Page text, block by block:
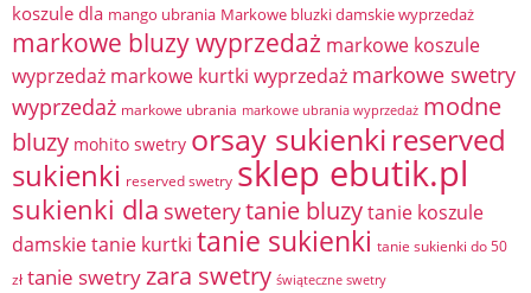
koszule dla mango ubrania Markowe bluzki damskie wyprzedaż
markowe bluzy wyprzedaż markowe koszule
wyprzedaż markowe kurtki wyprzedaż markowe swetry
wyprzedaż markowe ubrania markowe ubrania wyprzedaż modne
bluzy mohito swetry orsay sukienki reserved
sukienki reserved swetry sklep ebutik.pl
sukienki dla sweterytanie bluzytanie koszule
damskietanie kurtki tanie sukienki tanie sukienki do 50
zł tanie swetryzara swetry świąteczne swetry